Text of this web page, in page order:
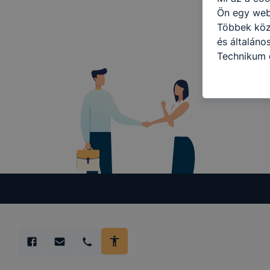
Ön egy
Többek
és
így
Felhívjuk